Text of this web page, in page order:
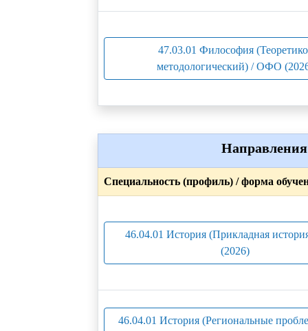
47.03.01 Философия
методологический) / ОФО
Направления
Специальность (профиль) / форма
46.04.01 История (Прикладная
(2026)
46.04.01 История (Региональные